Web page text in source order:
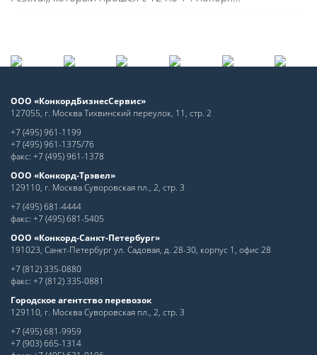
ООО «КонкордБизнесСервис»
127055, г. Москва Тихвинский переулок, 11, стр. 2
+7 (495) 961-1199
+7 (495) 961-1375/76
факс: +7 (495) 961-1378
ООО «Конкорд-Трэвел»
129110, г. Москва Суворовская пл., 2, стр. 3
+7 (495) 681-4444
факс: +7 (495) 681-5405
ООО «Конкорд-Санкт-Петербург»
191023, Санкт-Петербург ул. Садовая, д. 28-30, корпус 1, офис 28
+7 (812) 335-0880
факс: +7 (812) 335-0881
Городское агентство перевозок
129110, г. Москва Суворовская пл., 2, стр. 3
+7 (495) 681-9959
+7 (903) 665-1314